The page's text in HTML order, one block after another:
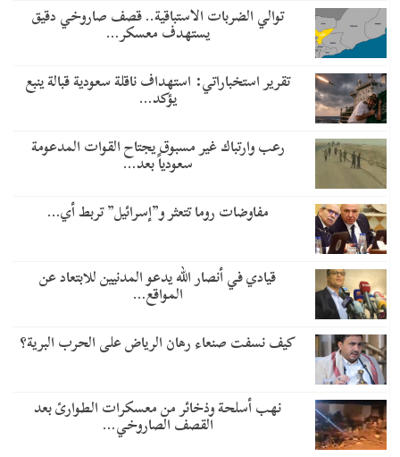
توالي الضربات الاستباقية.. قصف صاروخي دقيق
يستهدف معسكر…
تقرير استخباراتي: استهداف ناقلة سعودية قبالة ينبع
يؤكد…
رعب وارتباك غير مسبوق يجتاح القوات المدعومة
سعودياً بعد…
مفاوضات روما تتعثر و”إسرائيل” تربط أي…
قيادي في أنصار الله يدعو المدنيين للابتعاد عن
المواقع…
كيف نسفت صنعاء رهان الرياض على الحرب البرية؟
نهب أسلحة وذخائر من معسكرات الطوارئ بعد
القصف الصاروخي…